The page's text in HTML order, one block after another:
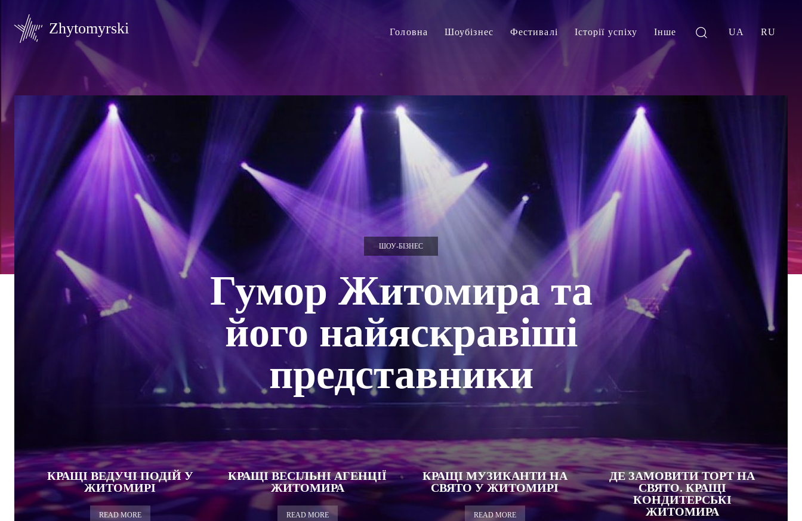
Zhytomyrski Головна Шоубізнес Фестивалі Історії успіху Інше UA RU
ШОУ-БІЗНЕС
Гумор Житомира та
його найяскравіші
представники
КРАЩІ ВЕДУЧІ ПОДІЙ У
ЖИТОМИРІ
READ MORE
КРАЩІ ВЕСІЛЬНІ АГЕНЦІЇ
ЖИТОМИРА
READ MORE
КРАЩІ МУЗИКАНТИ НА
СВЯТО У ЖИТОМИРІ
READ MORE
ДЕ ЗАМОВИТИ ТОРТ НА
СВЯТО. КРАЩІ
КОНДИТЕРСЬКІ
ЖИТОМИРА